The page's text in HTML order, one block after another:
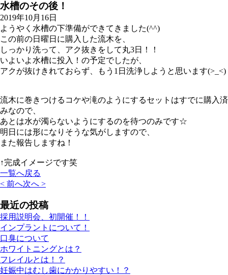
水槽のその後！
2019年10月16日
ようやく水槽の下準備ができてきました(^^)
この前の日曜日に購入した流木を、
しっかり洗って、アク抜きをして丸3日！！
いよいよ水槽に投入！の予定でしたが、
アクが抜けきれておらず、もう1日洗浄しようと思います(>_<)
流木に巻きつけるコケや滝のようにするセットはすでに購入済
みなので、
あとは水が濁らないようにするのを待つのみです☆
明日には形になりそうな気がしますので、
また報告しますね！
↑完成イメージです笑
一覧へ戻る
< 前へ次へ >
最近の投稿
採用説明会、初開催！！
インプラントについて！
口臭について
ホワイトニングとは？
フレイルとは！？
妊娠中はむし歯にかかりやすい！？